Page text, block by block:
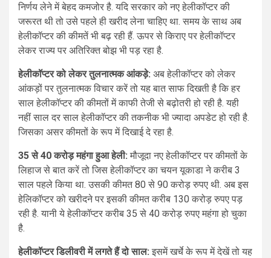
निर्णय लेने में बेहद कमजोर है. यदि सरकार को नए हेलीकॉप्टर की
जरूरत थी तो उसे पहले ही खरीद लेना चाहिए था. समय के साथ अब
हेलीकॉप्टर की कीमतें भी बढ़ रही हैं. ऊपर से किराए पर हेलीकॉप्टर
लेकर राज्य पर अतिरिक्त बोझ भी पड़ रहा है.
हेलीकॉप्टर को लेकर तुलनात्मक आंकड़े: अब हेलीकॉप्टर को लेकर
आंकड़ों पर तुलनात्मक विचार करें तो यह बात साफ दिखती है कि हर
साल हेलीकॉप्टर की कीमतों में काफी तेजी से बढ़ोतरी हो रही है. यही
नहीं साल दर साल हेलीकॉप्टर की तकनीक भी ज्यादा अपडेट हो रही है.
जिसका असर कीमतों के रूप में दिखाई दे रहा है.
35 से 40 करोड़ महंगा हुआ हेली: मौजूदा नए हेलीकॉप्टर पर कीमतों के
लिहाज से बात करें तो जिस हेलीकॉप्टर का चयन यूकाडा ने करीब 3
साल पहले किया था. उसकी कीमत 80 से 90 करोड़ रुपए थी. अब इस
हेलिकॉप्टर को खरीदने पर इसकी कीमत करीब 130 करोड़ रुपए पड़
रही है. यानी ये हेलीकॉप्टर करीब 35 से 40 करोड़ रुपए महंगा हो चुका
है.
हेलीकॉप्टर डिलीवरी में लगते हैं दो साल: इसमें खर्चे के रूप में देखें तो यह